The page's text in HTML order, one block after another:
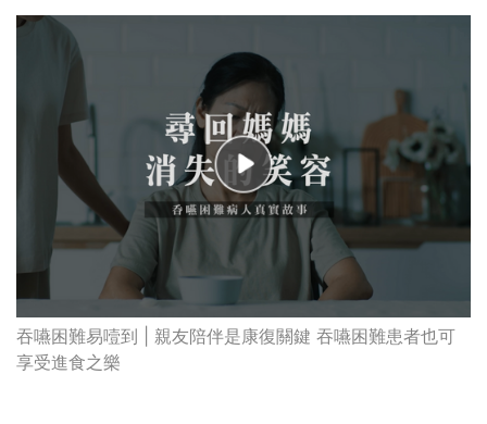
吞嚥困難易噎到 | 親友陪伴是康復關鍵 吞嚥困難患者也可
享受進食之樂